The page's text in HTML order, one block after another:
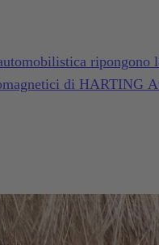
ripongono
di HARTING